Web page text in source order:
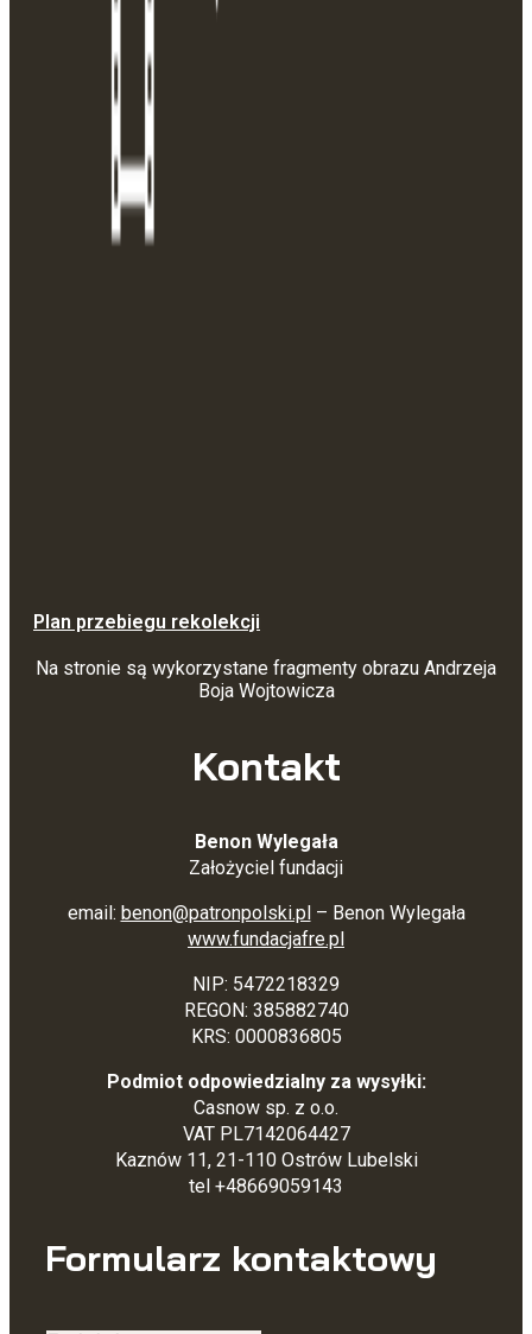
Plan przebiegu rekolekcji
Na stronie są wykorzystane fragmenty obrazu Andrzeja
Boja Wojtowicza
Kontakt
Benon Wylegała
Założyciel fundacji
email: benon@patronpolski.pl – Benon Wylegała
www.fundacjafre.pl
NIP: 5472218329
REGON: 385882740
KRS: 0000836805
Podmiot odpowiedzialny za wysyłki:
Casnow sp. z o.o.
VAT PL7142064427
Kaznów 11, 21-110 Ostrów Lubelski
tel +48669059143
Formularz kontaktowy